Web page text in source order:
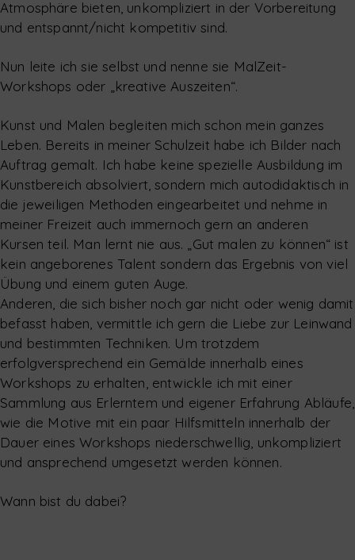
Atmosphäre bieten, unkompliziert in der Vorbereitung
und entspannt/nicht kompetitiv sind.
Nun leite ich sie selbst und nenne sie MalZeit-
Workshops oder „kreative Auszeiten“.
Kunst und Malen begleiten mich schon mein ganzes
Leben. Bereits in meiner Schulzeit habe ich Bilder nach
Auftrag gemalt. Ich habe keine spezielle Ausbildung im
Kunstbereich absolviert, sondern mich autodidaktisch in
die jeweiligen Methoden eingearbeitet und nehme in
meiner Freizeit auch immernoch gern an anderen
Kursen teil. Man lernt nie aus. „Gut malen zu können“ ist
kein angeborenes Talent sondern das Ergebnis von viel
Übung und einem guten Auge.
Anderen, die sich bisher noch gar nicht oder wenig damit
befasst haben, vermittle ich gern die Liebe zur Leinwand
und bestimmten Techniken. Um trotzdem
erfolgversprechend ein Gemälde innerhalb eines
Workshops zu erhalten, entwickle ich mit einer
Sammlung aus Erlerntem und eigener Erfahrung Abläufe,
wie die Motive mit ein paar Hilfsmitteln innerhalb der
Dauer eines Workshops niederschwellig, unkompliziert
und ansprechend umgesetzt werden können.
Wann bist du dabei?